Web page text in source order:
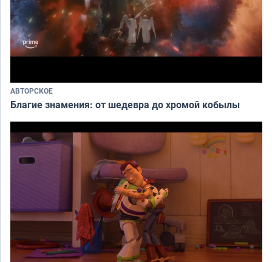
АВТОРСКОЕ
Благие знамения: от шедевра до хромой кобылы